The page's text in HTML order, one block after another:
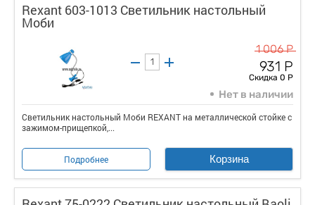
Rexant 603-1013 Светильник настольный
Моби
1 006 Р
931 Р
Скидка 0 Р
Нет в наличии
Светильник настольный Моби REXANT на металлической стойке с
зажимом-прищепкой,...
Подробнее Корзина